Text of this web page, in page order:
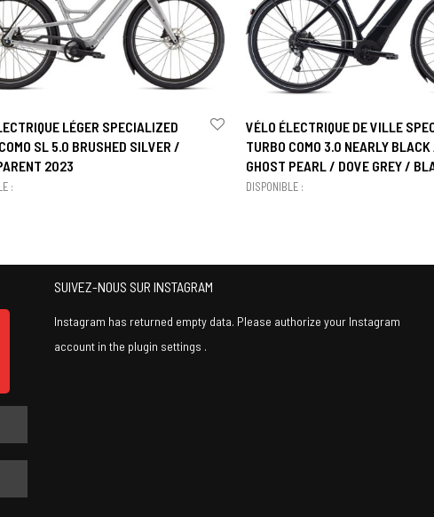
LÉGER SPECIALIZED
SL 5.0 BRUSHED SILVER /
2023
:
VÉLO ÉLECTRIQUE DE VILLE
TURBO COMO 3.0 NEARLY
GHOST PEARL / DOVE GREY /
DISPONIBLE :
SUIVEZ-NOUS SUR INSTAGRAM
Instagram has returned empty data. Please authorize your Instagram
account in the plugin settings .